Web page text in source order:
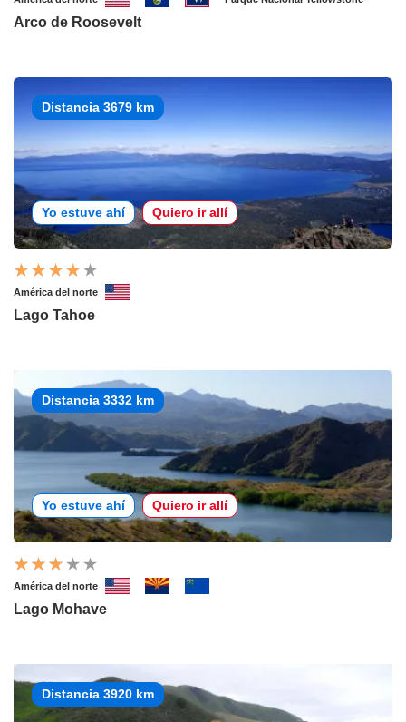
Arco de Roosevelt
Distancia 3679 km
Yo estuve ahí Quiero ir allí
América del norte
Lago Tahoe
Distancia 3332 km
Yo estuve ahí Quiero ir allí
América del norte
Lago Mohave
Distancia 3920 km